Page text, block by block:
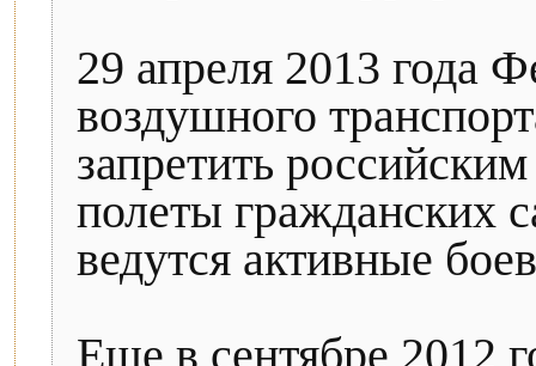
29 апреля 2013 года
воздушного
запретить
полеты гражданских
ведутся активные
Еще в сентябре 2012